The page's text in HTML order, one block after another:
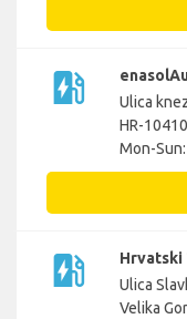
ev_station
Ulica
HR-
Mon-
ev_station
Hrvatski
Ulica
Velika